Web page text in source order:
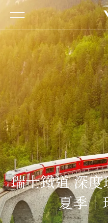
瑞士鐵道 深
夏季｜